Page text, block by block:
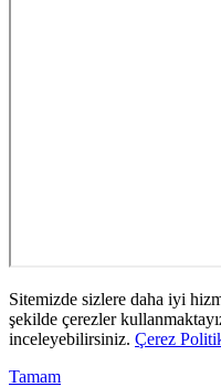
Sitemizde sizlere daha iyi
şekilde çerezler
inceleyebilirsiniz. Çerez
Tamam